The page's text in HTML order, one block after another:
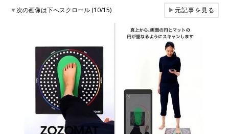
▼次の画像は下へスクロール (10/15) ▶元記事を見る